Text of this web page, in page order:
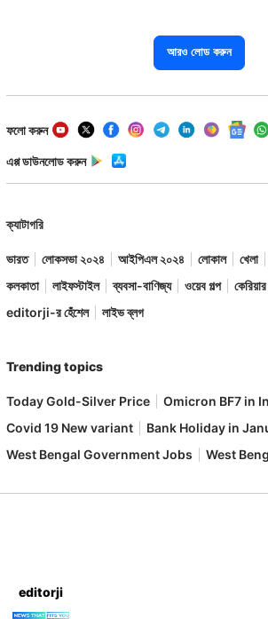
আরও লোড করুন
ফলো করুন
এপ্প ডাউনলোড করুন
ক্যাটাগরি
ভারত লোকসভা ২০২৪ আইপিএল ২০২৪ লোকাল খেলা
কলকাতা
লাইফস্টাইল ব্যবসা-বাণিজ্য ওয়েব গল্প কেরিয়ার
editorji-র হেঁশেল
লাইভ ব্লগ
Trending topics
Today Gold-Silver Price
Omicron BF7 in
Covid 19 New variant
Bank Holiday in
West Bengal Government Jobs
West
editorji